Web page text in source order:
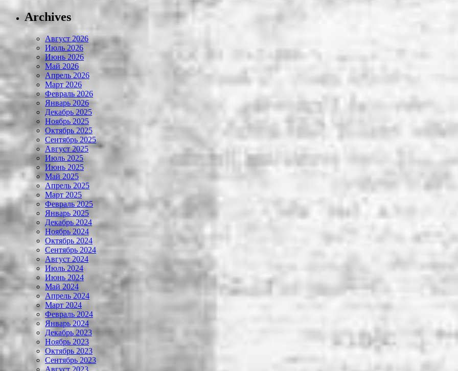
Archives
Август 2026
Июль 2026
Июнь 2026
Май 2026
Апрель 2026
Март 2026
Февраль 2026
Январь 2026
Декабрь 2025
Ноябрь 2025
Октябрь 2025
Сентябрь 2025
Август 2025
Июль 2025
Июнь 2025
Май 2025
Апрель 2025
Март 2025
Февраль 2025
Январь 2025
Декабрь 2024
Ноябрь 2024
Октябрь 2024
Сентябрь 2024
Август 2024
Июль 2024
Июнь 2024
Май 2024
Апрель 2024
Март 2024
Февраль 2024
Январь 2024
Декабрь 2023
Ноябрь 2023
Октябрь 2023
Сентябрь 2023
Август 2023